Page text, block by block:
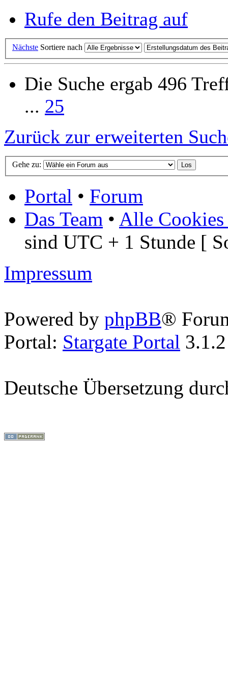
Rufe den Beitrag auf
Nächste Sortiere nach
Die Suche ergab 496
... 25
Zurück zur erweiterten
Gehe zu:
Portal • Forum
Das Team • Alle Cookies
sind UTC + 1 Stunde [
Impressum
Powered by phpBB®
Portal: Stargate Portal
Deutsche Übersetzung